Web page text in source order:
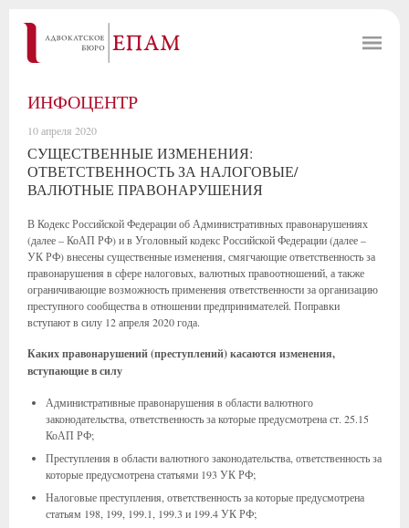
ИНФОЦЕНТР
10 апреля 2020
СУЩЕСТВЕННЫЕ ИЗМЕНЕНИЯ:
ОТВЕТСТВЕННОСТЬ ЗА НАЛОГОВЫЕ/
ВАЛЮТНЫЕ ПРАВОНАРУШЕНИЯ
В Кодекс Российской Федерации об Административных правонарушениях
(далее – КоАП РФ) и в Уголовный кодекс Российской Федерации (далее –
УК РФ) внесены существенные изменения, смягчающие ответственность за
правонарушения в сфере налоговых, валютных правоотношений, а также
ограничивающие возможность применения ответственности за организацию
преступного сообщества в отношении предпринимателей. Поправки
вступают в силу 12 апреля 2020 года.
Каких правонарушений (преступлений) касаются изменения,
вступающие в силу
Административные правонарушения в области валютного
законодательства, ответственность за которые предусмотрена ст. 25.15
КоАП РФ;
Преступления в области валютного законодательства, ответственность за
которые предусмотрена статьями 193 УК РФ;
Налоговые преступления, ответственность за которые предусмотрена
статьям 198, 199, 199.1, 199.3 и 199.4 УК РФ;